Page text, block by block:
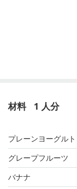
材料 1 人分
プレーンヨーグルト
グレープフルーツ
バナナ